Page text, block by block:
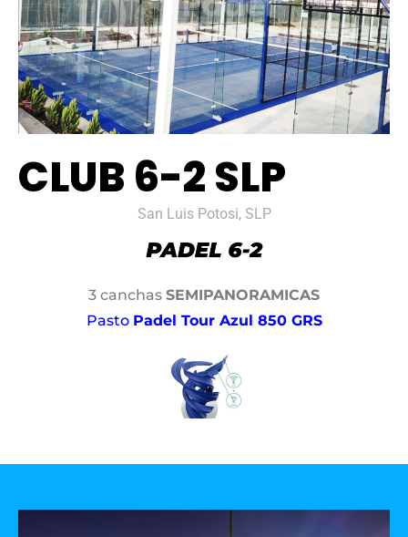
CLUB 6-2 SLP
San Luis Potosi, SLP
3 canchas SEMIPANORAMICAS
Pasto Padel Tour Azul 850 GRS